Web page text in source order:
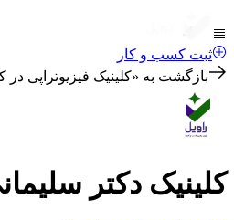
ثبت کسب و کار
بازگشت به «کلینیک فیزیوتراپی در
کلینیک دکتر